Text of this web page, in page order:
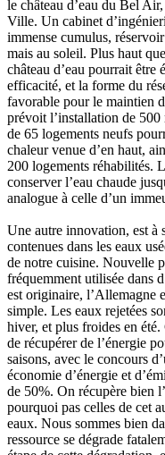
le château d’eau du Bel
Ville. Un cabinet
immense cumulus,
mais au soleil. Plus haut
château d’eau pourrait être
efficacité, et la forme du
favorable pour le maintien
prévoit l’installation de 500
de 65 logements neufs
chaleur venue d’en haut,
200 logements réhabilités.
conserver l’eau chaude
analogue à celle d’un
Une autre innovation, est à
contenues dans les eaux
de notre cuisine. Nouvelle
fréquemment utilisée dans
est originaire, l’Allemagne
simple. Les eaux rejetées
hiver, et plus froides en
de récupérer de l’énergie
saisons, avec le concours
économie d’énergie et
de 50%. On récupère bien
pourquoi pas celles de cet
eaux. Nous sommes bien
ressource se dégrade